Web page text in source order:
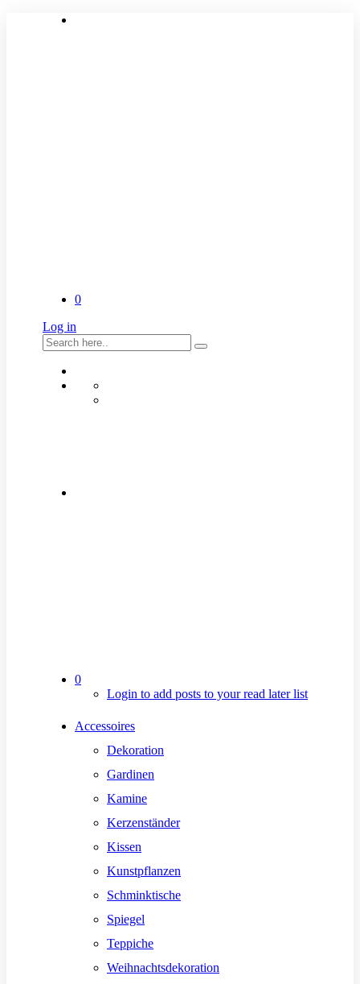
0
Log in
0
Login to add posts to your read later list
Accessoires
Dekoration
Gardinen
Kamine
Kerzenständer
Kissen
Kunstpflanzen
Schminktische
Spiegel
Teppiche
Weihnachtsdekoration